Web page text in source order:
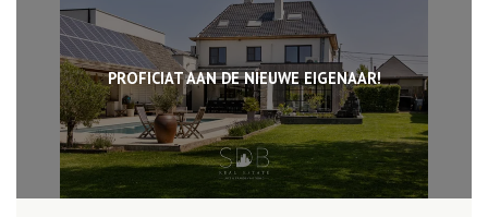
PROFICIAT AAN DE NIEUWE EIGENAAR!